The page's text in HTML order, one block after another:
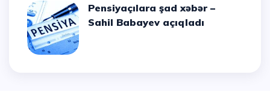
Pensiyaçılara şad xəbər –
Sahil Babayev açıqladı